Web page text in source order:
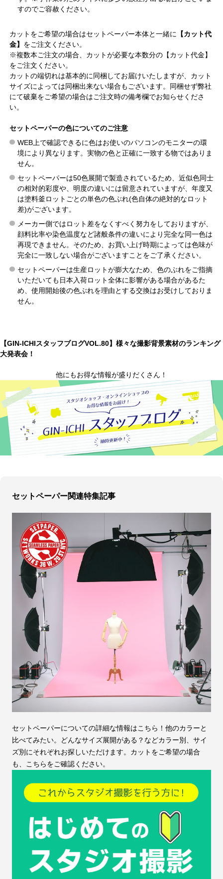
すのでご容赦ください。
カットをご希望の場合はセットペーパー本体と一緒に
【カット代
金】 をご注文ください。
※複数本ご注文の場合、カットが必要な本数分の【カット代金】
をご注文ください。
カットの端切れは基本的に同梱してお届けいたしますが、カット
サイズによっては同梱出来ない場合もございます。同梱せず弊社
にて破棄をご希望の場合はご注文時の備考欄でお知らせくださ
い。
セットペーパーの色についてのご注意
WEB上で確認できるに色はお使いのパソコンのモニターの環
境により異なります。実物の色と正確に一致する物ではありま
せん。
セットペーパーは50色展開で製造されているため、近似色同士
の相対的彩度や、明度の違いには留意されていますが、年度又
は塗料釜ロットごとの単色の色ぶれ(色自体の絶対的なロット
差)がございます。
メーカー側ではロット差をなくすべく努力をしておりますが、
顔料比率や染色温度など諸般条件の違いにより完全な同一色は
再現できません。そのため、お買い上げ時期によっては色味が
完全に一致しない場合がございますことをご了承ください。
セットペーパーは生産ロットが膨大なため、色のぶれをご指摘
いただいても日本入荷ロット全体に影響がある場合があるた
め、使用開始後の色ぶれを理由とする交換はお受けしておりま
せん。
【GIN-ICHIスタッフブログVOL.80】様々な撮影背景素材のランキング
大発表会！
他にもお得な情報が盛りだくさん！
セットペーパー関連特集記事
セットペーパーについての詳細な情報はこちら！他のカラーと
比べてみたい。どんなサイズ展開がある？などカラー別、サイ
ズ別にそれぞれお探しいただけます。カットをご希望の場合
も、こちらをご確認ください。